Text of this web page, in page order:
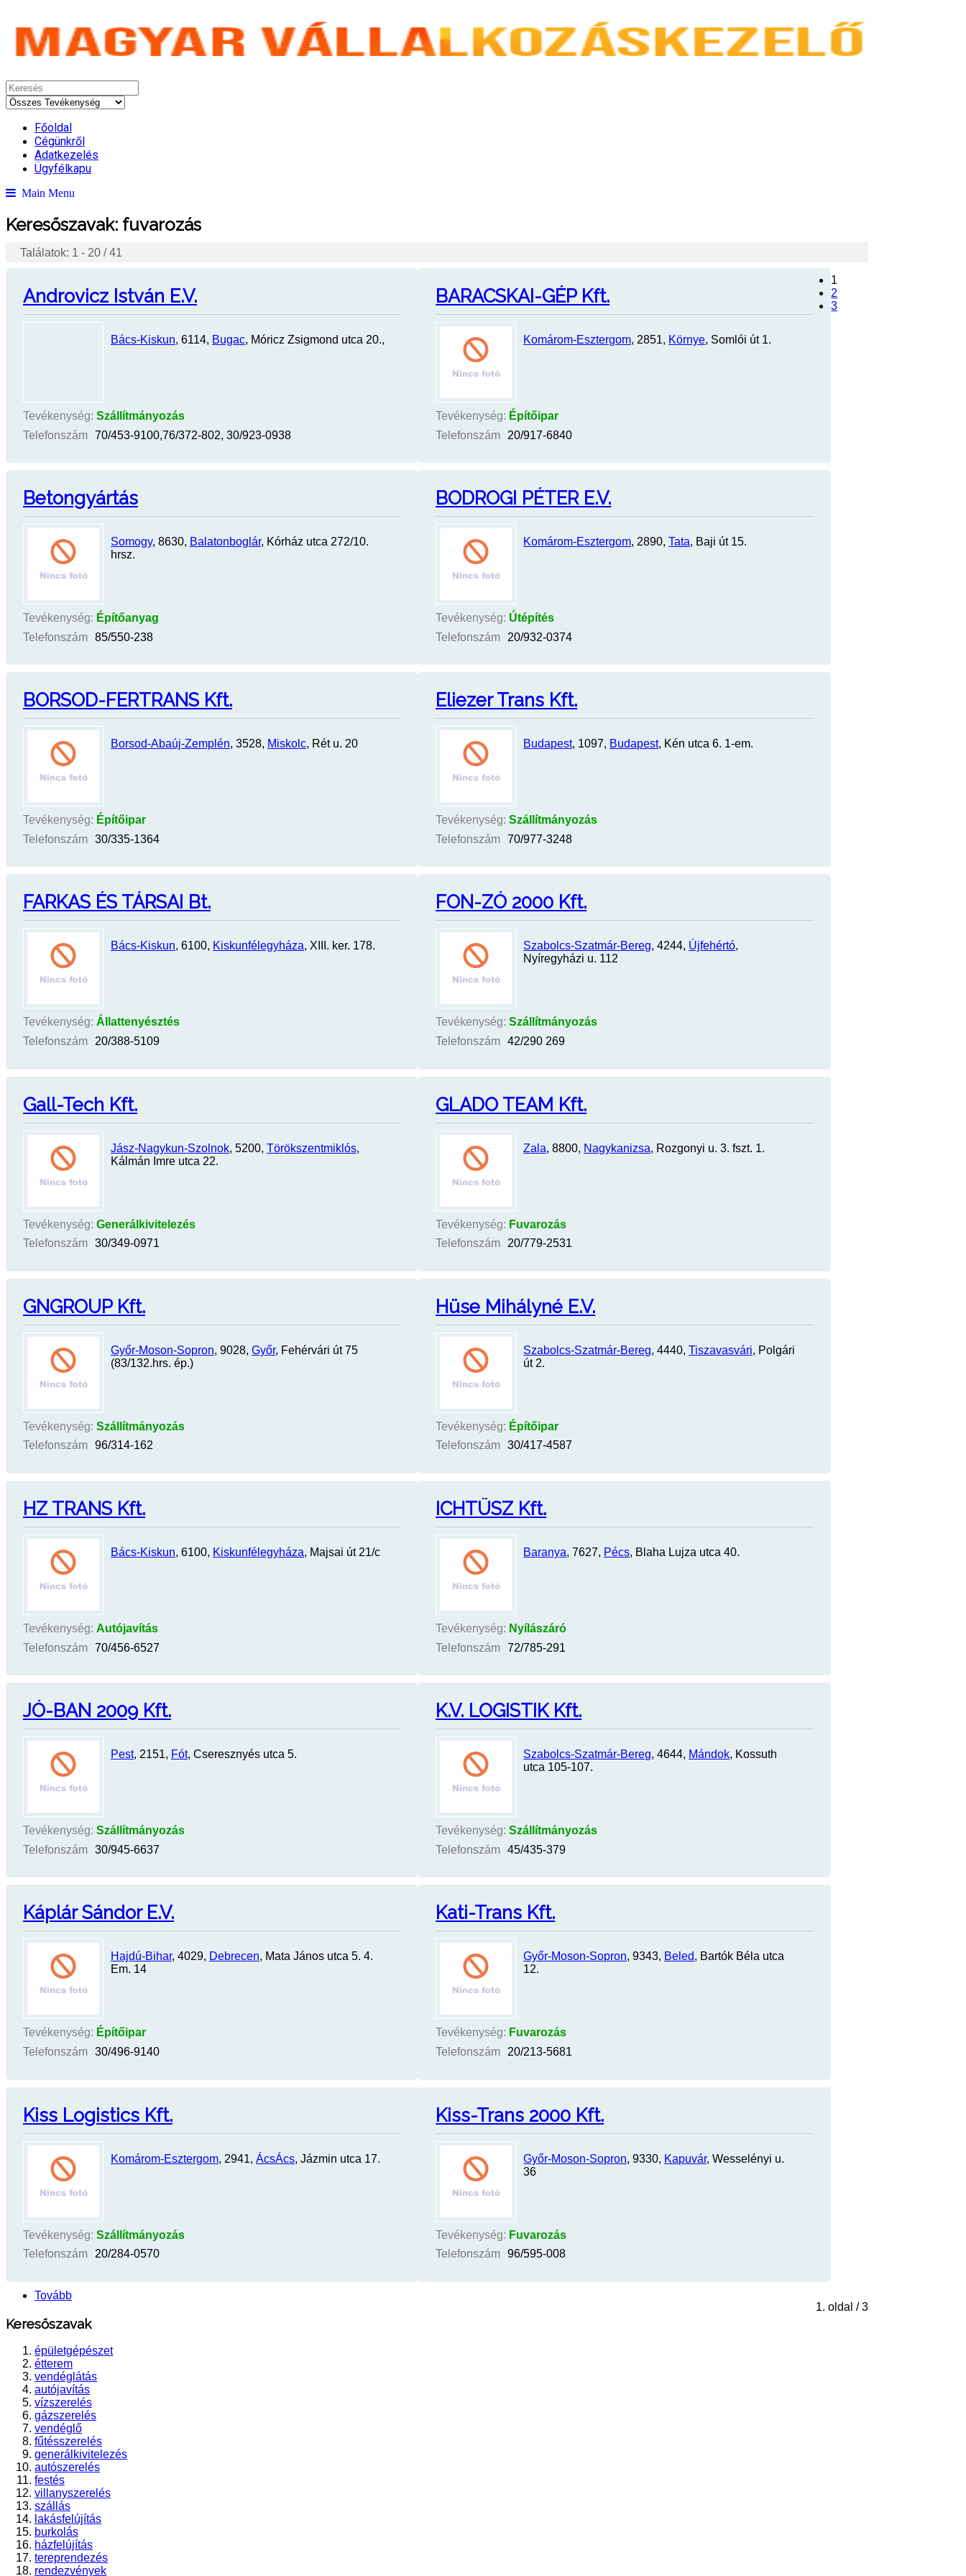
Főoldal
Cégünkről
Adatkezelés
Ügyfélkapu
Main Menu
Keresőszavak: fuvarozás
Találatok: 1 - 20 / 41
Androvicz István E.V.
Bács-Kiskun, 6114, Bugac, Móricz Zsigmond utca 20.,
Tevékenység: Szállítmányozás
Telefonszám 70/453-9100,76/372-802, 30/923-0938
BARACSKAI-GÉP Kft.
Komárom-Esztergom, 2851, Környe, Somlói út 1.
Tevékenység: Építőipar
Telefonszám
20/917-6840
Betongyártás
Somogy, 8630, Balatonboglár, Kórház utca 272/10.
hrsz.
Tevékenység: Építőanyag
Telefonszám 85/550-238
BODROGI PÉTER E.V.
Komárom-Esztergom, 2890,Tata, Baji út 15.
Tevékenység: Útépítés
Telefonszám
20/932-0374
BORSOD-FERTRANS Kft.
Borsod-Abaúj-Zemplén, 3528, Miskolc, Rét u. 20
Tevékenység: Építőipar
Telefonszám 30/335-1364
Eliezer Trans Kft.
Budapest, 1097, Budapest, Kén utca 6. 1-em.
Tevékenység: Szállítmányozás
Telefonszám 70/977-3248
FARKAS ÉS TÁRSAI Bt.
Bács-Kiskun, 6100, Kiskunfélegyháza, XIII. ker. 178.
Tevékenység: Állattenyésztés
Telefonszám
20/388-5109
FON-ZÓ 2000 Kft.
Szabolcs-Szatmár-Bereg, 4244, Újfehértó,
Nyíregyházi u. 112
Tevékenység: Szállítmányozás
Telefonszám 42/290 269
Gall-Tech Kft.
Jász-Nagykun-Szolnok, 5200, Törökszentmiklós,
Kálmán Imre utca 22.
Tevékenység: Generálkivitelezés
Telefonszám 30/349-0971
GLADO TEAM Kft.
Zala, 8800, Nagykanizsa, Rozgonyi u. 3. fszt. 1.
Tevékenység: Fuvarozás
Telefonszám
20/779-2531
GNGROUP Kft.
Győr-Moson-Sopron, 9028, Győr, Fehérvári út 75
(83/132.hrs. ép.)
Tevékenység: Szállítmányozás
Telefonszám 96/314-162
Hüse Mihályné E.V.
Szabolcs-Szatmár-Bereg, 4440,Tiszavasvári, Polgári
út 2.
Tevékenység: Építőipar
Telefonszám 30/417-4587
HZ TRANS Kft.
Bács-Kiskun, 6100, Kiskunfélegyháza, Majsai út 21/c
Tevékenység: Autójavítás
Telefonszám 70/456-6527
ICHTÜSZ Kft.
Baranya, 7627, Pécs, Blaha Lujza utca 40.
Tevékenység: Nyílászáró
Telefonszám 72/785-291
JÓ-BAN 2009 Kft.
Pest, 2151, Fót, Cseresznyés utca 5.
Tevékenység: Szállítmányozás
Telefonszám 30/945-6637
K.V. LOGISTIK Kft.
Szabolcs-Szatmár-Bereg, 4644, Mándok, Kossuth
utca 105-107.
Tevékenység: Szállítmányozás
Telefonszám 45/435-379
Káplár Sándor E.V.
Hajdú-Bihar, 4029, Debrecen, Mata János utca 5. 4.
Em. 14
Tevékenység: Építőipar
Telefonszám 30/496-9140
Kati-Trans Kft.
Győr-Moson-Sopron, 9343, Beled, Bartók Béla utca
12.
Tevékenység: Fuvarozás
Telefonszám
20/213-5681
Kiss Logistics Kft.
Komárom-Esztergom, 2941, ÁcsÁcs, Jázmin utca 17.
Tevékenység: Szállítmányozás
Telefonszám
20/284-0570
Kiss-Trans 2000 Kft.
Győr-Moson-Sopron, 9330, Kapuvár, Wesselényi u.
36
Tevékenység: Fuvarozás
Telefonszám 96/595-008
1. oldal / 3
1
2
3
Tovább
Keresőszavak
épületgépészet
étterem
vendéglátás
autójavítás
vízszerelés
gázszerelés
vendéglő
fűtésszerelés
generálkivitelezés
autószerelés
festés
villanyszerelés
szállás
lakásfelújítás
burkolás
házfelújítás
tereprendezés
rendezvények